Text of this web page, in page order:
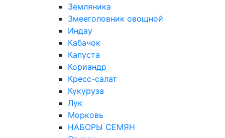
Земляника
Змееголовник овощной
Индау
Кабачок
Капуста
Кориандр
Кресс-салат
Кукуруза
Лук
Морковь
НАБОРЫ СЕМЯН